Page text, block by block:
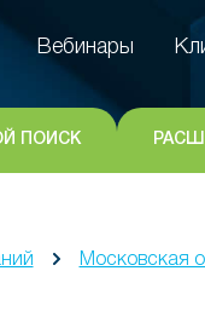
Вебинары
ПОИСК
Московская